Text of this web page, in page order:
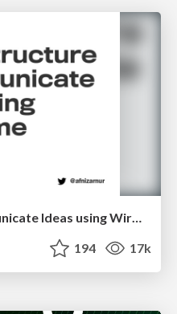
Easily Structure & Communicate Ideas using Wireframe
194 17k